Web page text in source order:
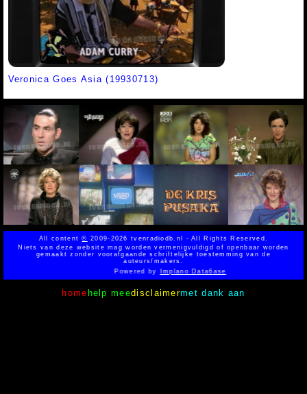
Veronica Goes Asia (19930713)
All content© 2009-2026 tvenradiodb.nl - All Rights Reserved.
Niets van deze website mag worden vermenigvuldigd of openbaar worden
gemaakt zonder voorafgaande schriftelijke toestemming van de
auteurs/makers.
Powered byImplano Data6ase
home help meedisclaimermet dank aan